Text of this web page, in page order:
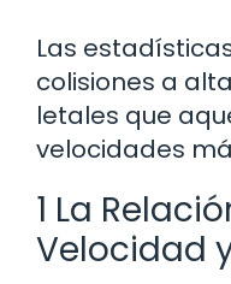
Las
colisiones a
letales que
velocidades
1 La
Velocidad